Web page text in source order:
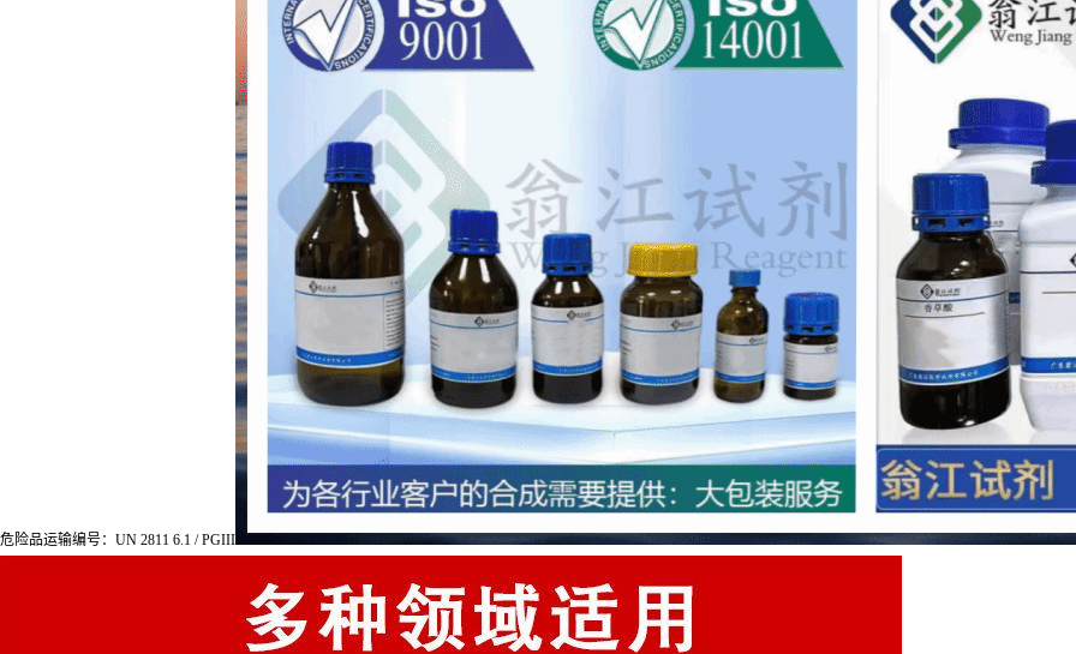
危险品运输编号：UN 2811 6.1 / PGIII